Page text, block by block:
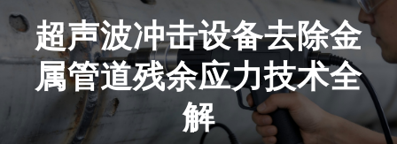
应用
走进瀚翎
超声波冲击设备去除金
属管道残余应力技术全
解